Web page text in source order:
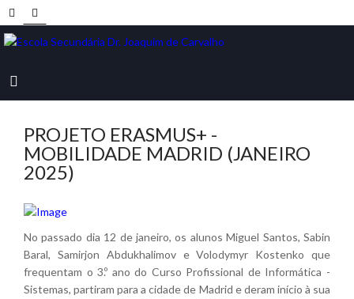
PROJETO ERASMUS+ -
MOBILIDADE MADRID (JANEIRO
2025)
No passado dia 12 de janeiro, os alunos Miguel Santos, Sabin
Baral, Samirjon Abdukhalimov e Volodymyr Kostenko que
frequentam o 3.º ano do Curso Profissional de Informática -
Sistemas, partiram para a cidade de Madrid e deram início à sua